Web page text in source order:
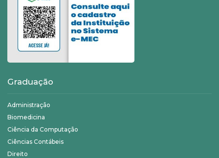
Graduação
Administração
Biomedicina
Ciência da Computação
Ciências Contábeis
Direito